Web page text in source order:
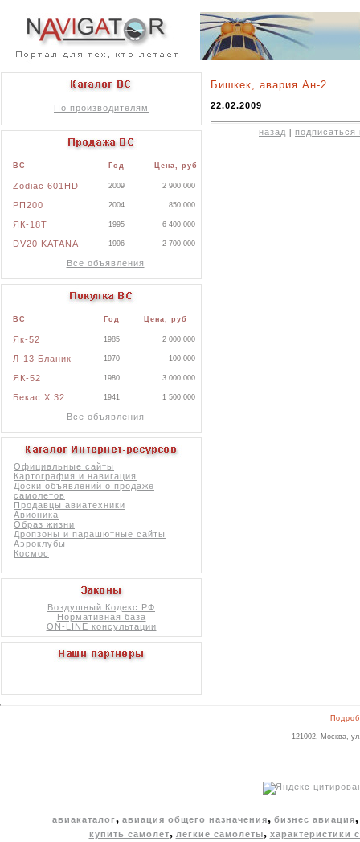
По производителям
ВС Год Цена, руб
Zodiac 601HD 2009 2 900 000
РП200 2004 850 000
ЯК-18Т 1995 6 400 000
DV20 KATANA 1996 2 700 000
Все объявления
ВС Год Цена, руб
Як-52 1985 2 000 000
Л-13 Бланик 1970 100 000
ЯК-52 1980 3 000 000
Бекас X 32 1941 1 500 000
Все объявления
Официальные сайты
Картография и навигация
Доски объявлений о продаже
самолетов
Продавцы авиатехники
Авионика
Образ жизни
Дропзоны и парашютные сайты
Аэроклубы
Космос
Воздушный Кодекс РФ
Нормативная база
ON-LINE консультации
Бишкек, авария Ан-2
22.02.2009
назад подписаться
121002, Москва,
авиакаталог, авиация общего назначения, бизнес авиация
купить самолет, легкие самолеты, характеристики